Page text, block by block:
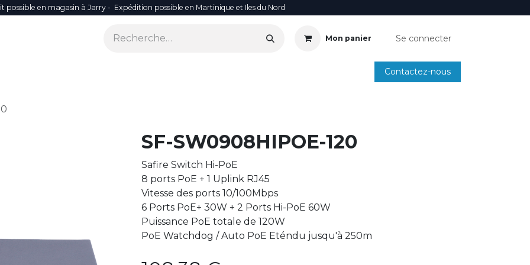
possible en magasin à Jarry - Expédition possible en Martinique et Iles du Nord
Mon panier Se connecter
ANNUAIRE INSTALLATEURS SMARTPHONE
Contactez-nous
SF-SW0908HIPOE-120
Safire Switch Hi-PoE
8 ports PoE + 1 Uplink RJ45
Vitesse des ports 10/100Mbps
6 Ports PoE+ 30W + 2 Ports Hi-PoE 60W
Puissance PoE totale de 120W
PoE Watchdog / Auto PoE Eténdu jusqu'à 250m